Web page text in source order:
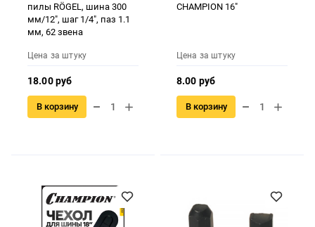
пилы RÖGEL, шина 300
мм/12", шаг 1/4", паз 1.1
мм, 62 звена
Цена за штуку
18.00 руб
В корзину
CHAMPION 16"
Цена за штуку
8.00 руб
В корзину